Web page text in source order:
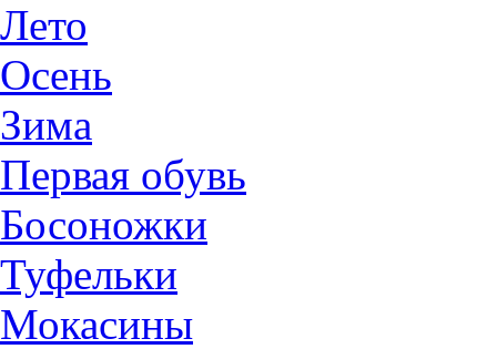
Лето
Осень
Зима
Первая обувь
Босоножки
Туфельки
Мокасины